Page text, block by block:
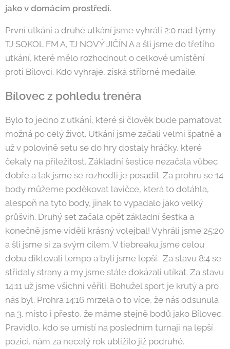
jako v domácím prostředí.
První utkání a druhé utkání jsme vyhráli 2:0 nad týmy
TJ SOKOL FM A, TJ NOVÝ JIČÍN A a šli jsme do třetího
utkání, které mělo rozhodnout o celkové umístění
proti Bílovci. Kdo vyhraje, získá stříbrné medaile.
Bílovec z pohledu trenéra
Bylo to jedno z utkání, které si člověk bude pamatovat
možná po celý život. Utkání jsme začali velmi špatně a
už v polovině setu se do hry dostaly hráčky, které
čekaly na příležitost. Základní šestice nezačala vůbec
dobře a tak jsme se rozhodli je posadit. Za prohru se 14
body můžeme poděkovat lavičce, která to dotáhla,
alespoň na tyto body, jinak to vypadalo jako velký
průšvih. Druhý set začala opět základní šestka a
konečně jsme viděli krásný volejbal! Vyhráli jsme 25:20
a šli jsme si za svým cílem. V tiebreaku jsme celou
dobu diktovali tempo a byli jsme lepší. Za stavu 8:4 se
střídaly strany a my jsme stále dokázali utíkat. Za stavu
14:11 už jsme všichni věřili. Bohužel sport je krutý a pro
nás byl. Prohra 14:16 mrzela o to více, že nás odsunula
na 3. místo i přesto, že máme stejně bodů jako Bílovec.
Pravidlo, kdo se umístí na posledním turnaji na lepší
pozici, nám za necelý rok ublížilo již podruhé.